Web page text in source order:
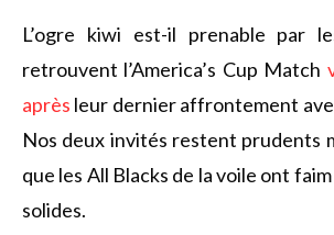
L’ogre kiwi est-il prenable par
retrouvent l’America’s Cup Match
après leur dernier affrontement
Nos deux invités restent prudents
que les All Blacks de la voile ont
solides.